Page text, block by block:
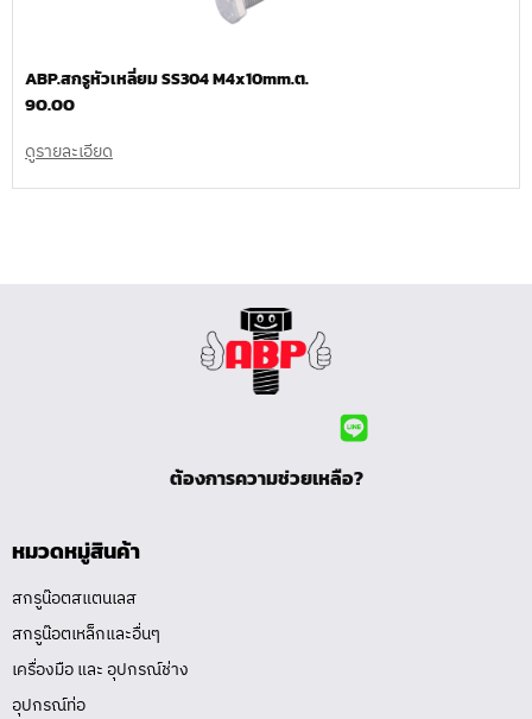
ABP.สกรูหัวเหลี่ยม SS304 M4x10mm.ต.
90.00
ดูรายละเอียด
ต้องการความช่วยเหลือ?
หมวดหมู่สินค้า
สกรูน๊อตสแตนเลส
สกรูน๊อตเหล็กและอื่นๆ
เครื่องมือ และ อุปกรณ์ช่าง
อุปกรณ์ท่อ